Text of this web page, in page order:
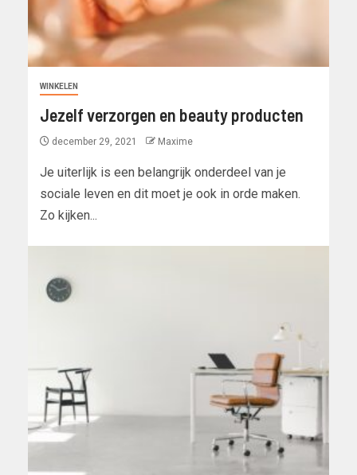
WINKELEN
Jezelf verzorgen en beauty producten
december 29, 2021 Maxime
Je uiterlijk is een belangrijk onderdeel van je
sociale leven en dit moet je ook in orde maken.
Zo kijken...